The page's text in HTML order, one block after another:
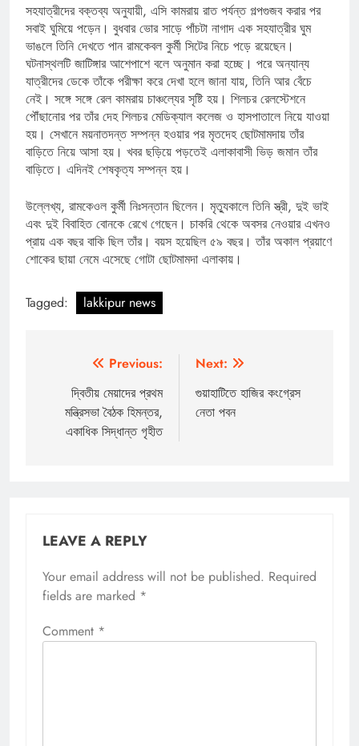
সহযাত্রীদের বক্তব্য অনুযায়ী, এসি কামরায় রাত পর্যন্ত গল্পগুজব করার পর
সবাই ঘুমিয়ে পড়েন। বুধবার ভোর সাড়ে পাঁচটা নাগাদ এক সহযাত্রীর ঘুম
ভাঙলে তিনি দেখতে পান রামকেবল কুর্মী সিটের নিচে পড়ে রয়েছেন।
ঘটনাস্থলটি জাটিঙ্গার আশেপাশে বলে অনুমান করা হচ্ছে। পরে অন্যান্য
যাত্রীদের ডেকে তাঁকে পরীক্ষা করে দেখা হলে জানা যায়, তিনি আর বেঁচে
নেই। সঙ্গে সঙ্গে রেল কামরায় চাঞ্চল্যের সৃষ্টি হয়। শিলচর রেলস্টেশনে
পৌঁছানোর পর তাঁর দেহ শিলচর মেডিক্যাল কলেজ ও হাসপাতালে নিয়ে যাওয়া
হয়। সেখানে ময়নাতদন্ত সম্পন্ন হওয়ার পর মৃতদেহ ছোটমামদায় তাঁর
বাড়িতে নিয়ে আসা হয়। খবর ছড়িয়ে পড়তেই এলাকাবাসী ভিড় জমান তাঁর
বাড়িতে। এদিনই শেষকৃত্য সম্পন্ন হয়।
উল্লেখ্য, রামকেওল কুর্মী নিঃসন্তান ছিলেন। মৃত্যুকালে তিনি স্ত্রী, দুই ভাই
এবং দুই বিবাহিত বোনকে রেখে গেছেন। চাকরি থেকে অবসর নেওয়ার এখনও
প্রায় এক বছর বাকি ছিল তাঁর। বয়স হয়েছিল ৫৯ বছর। তাঁর অকাল প্রয়াণে
শোকের ছায়া নেমে এসেছে গোটা ছোটমামদা এলাকায়।
Tagged: lakkipur news
navigation
Previous:
দ্বিতীয় মেয়াদের প্রথম
মন্ত্রিসভা বৈঠক হিমন্তর,
একাধিক সিদ্ধান্ত গৃহীত
Next:
গুয়াহাটিতে হাজির কংগ্রেস
নেতা পবন
LEAVE A REPLY
Your email address will not be published. Required
fields are marked *
Comment *